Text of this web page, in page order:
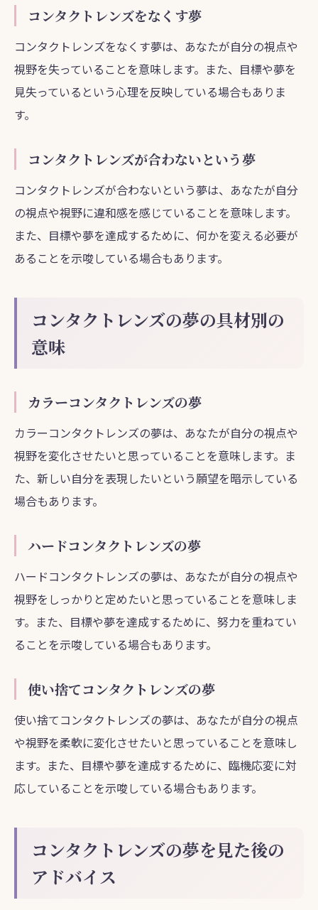
コンタクトレンズをなくす夢
コンタクトレンズをなくす夢は、あなたが自分の視点や
視野を失っていることを意味します。また、目標や夢を
見失っているという心理を反映している場合もありま
す。
コンタクトレンズが合わないという夢
コンタクトレンズが合わないという夢は、あなたが自分
の視点や視野に違和感を感じていることを意味します。
また、目標や夢を達成するために、何かを変える必要が
あることを示唆している場合もあります。
コンタクトレンズの夢の具材別の
意味
カラーコンタクトレンズの夢
カラーコンタクトレンズの夢は、あなたが自分の視点や
視野を変化させたいと思っていることを意味します。ま
た、新しい自分を表現したいという願望を暗示している
場合もあります。
ハードコンタクトレンズの夢
ハードコンタクトレンズの夢は、あなたが自分の視点や
視野をしっかりと定めたいと思っていることを意味しま
す。また、目標や夢を達成するために、努力を重ねてい
ることを示唆している場合もあります。
使い捨てコンタクトレンズの夢
使い捨てコンタクトレンズの夢は、あなたが自分の視点
や視野を柔軟に変化させたいと思っていることを意味し
ます。また、目標や夢を達成するために、臨機応変に対
応していることを示唆している場合もあります。
コンタクトレンズの夢を見た後の
アドバイス